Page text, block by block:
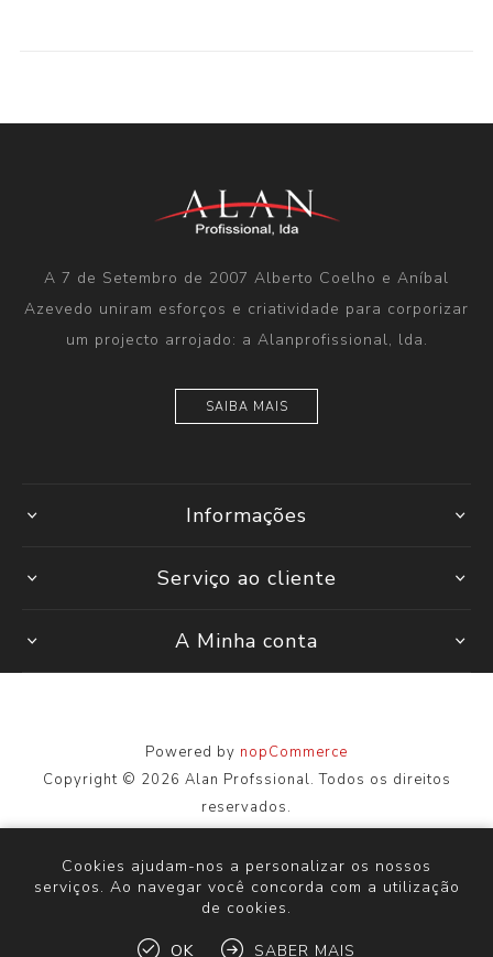
A 7 de Setembro de 2007 Alberto Coelho e Aníbal
Azevedo uniram esforços e criatividade para corporizar
um projecto arrojado: a Alanprofissional, lda.
SAIBA MAIS
Informações
Serviço ao cliente
A Minha conta
Powered by nopCommerce
Copyright © 2026 Alan Profssional. Todos os direitos
reservados.
Todos os preços são inseridos, incluindo impostos. Excluindo
envio
Cookies ajudam-nos a personalizar os nossos
serviços. Ao navegar você concorda com a utilização
de cookies.
OK SABER MAIS